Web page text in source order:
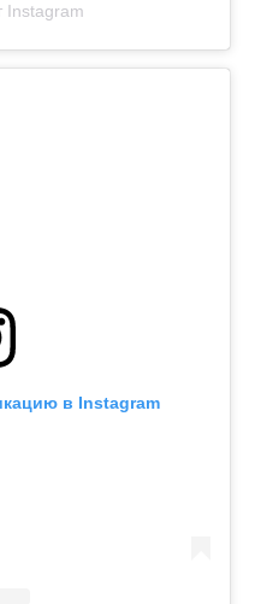
Instagram
в Instagram